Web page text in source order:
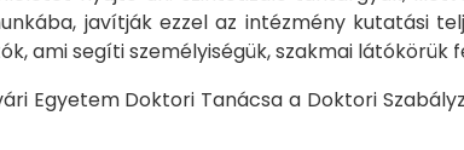
javítják ezzel az intézmény kutatási
ami segíti személyiségük, szakmai
Egyetem Doktori Tanácsa a Doktori